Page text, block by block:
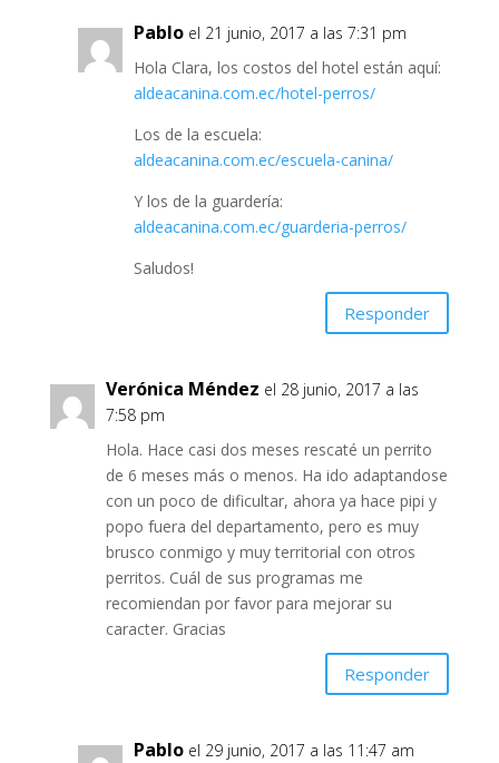
Pablo el 21 junio, 2017 a las 7:31 pm
Hola Clara, los costos del hotel están aquí:
aldeacanina.com.ec/hotel-perros/
Los de la escuela:
aldeacanina.com.ec/escuela-canina/
Y los de la guardería:
aldeacanina.com.ec/guarderia-perros/
Saludos!
Responder
Verónica Méndez el 28 junio, 2017 a las
7:58 pm
Hola. Hace casi dos meses rescaté un perrito
de 6 meses más o menos. Ha ido adaptandose
con un poco de dificultar, ahora ya hace pipi y
popo fuera del departamento, pero es muy
brusco conmigo y muy territorial con otros
perritos. Cuál de sus programas me
recomiendan por favor para mejorar su
caracter. Gracias
Responder
Pablo el 29 junio, 2017 a las 11:47 am